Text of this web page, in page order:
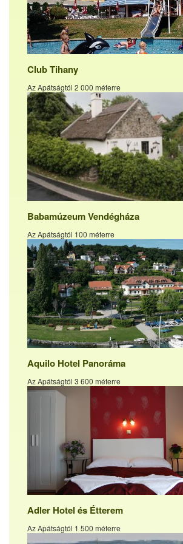
Club Tihany
Az Apátságtól 2 000 méterre
Babamúzeum Vendégháza
Az Apátságtól 100 méterre
Aquilo Hotel Panoráma
Az Apátságtól 3 600 méterre
Adler Hotel és Étterem
Az Apátságtól 1 500 méterre